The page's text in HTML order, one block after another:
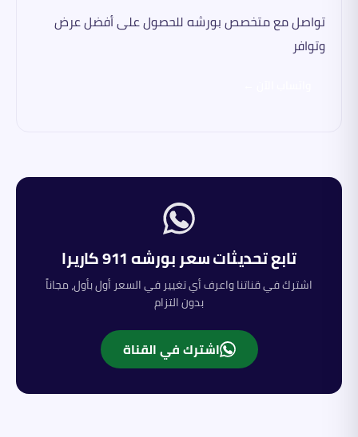
تواصل مع متخصص بورشه للحصول على أفضل عرض
وتوافر
تابع تحديثات سعربورشه911 كاريرا
اشترك في قناتنا واعرف أي تغيير في السعر أول بأول، مجاناً
بدون التزام
اشترك في القناة